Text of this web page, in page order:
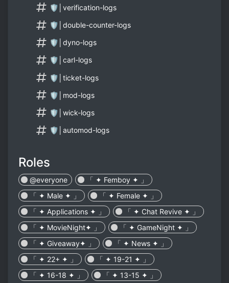
🛡│verification-logs
🛡│double-counter-logs
🛡│dyno-logs
🛡│carl-logs
🛡│ticket-logs
🛡│mod-logs
🛡│wick-logs
🛡│automod-logs
Roles
@everyone
「 ✦ Femboy ✦ 」
「 ✦ Male ✦ 」
「 ✦ Female ✦ 」
「 ✦ Applications ✦ 」
「 ✦ Chat Revive ✦ 」
「 ✦ MovieNight✦ 」
「 ✦ GameNight ✦ 」
「 ✦ Giveaway✦ 」
「 ✦ News ✦ 」
「 ✦ 22+ ✦ 」
「 ✦ 19-21 ✦ 」
「 ✦ 16-18 ✦ 」
「 ✦ 13-15 ✦ 」